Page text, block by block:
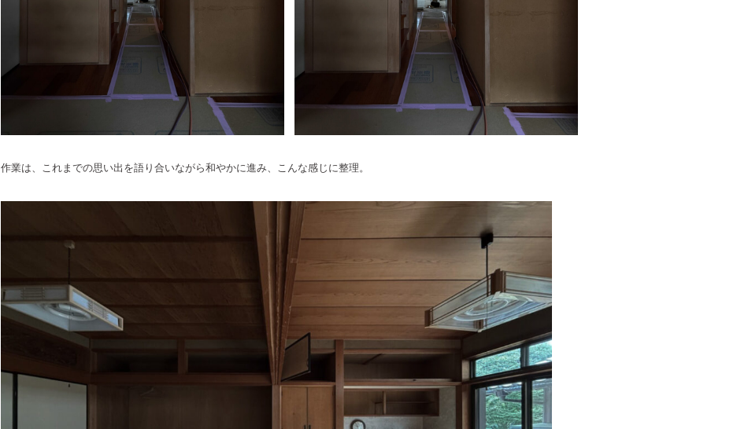
作業は、これまでの思い出を語り合いながら和やかに進み、こんな感じに整理。